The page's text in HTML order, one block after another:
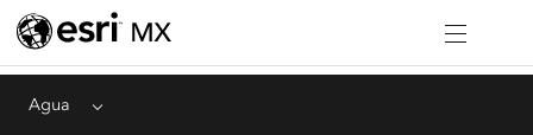
Agua Menu